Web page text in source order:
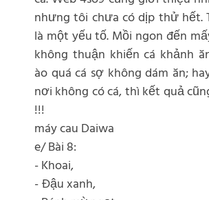
nhưng tôi chưa có dịp thử hết.
là một yếu tố. Mồi ngon đến
không thuận khiến cá khảnh
ào quá cá sợ không dám ăn;
nơi không có cá, thì kết quả
!!!
máy cau Daiwa
e/ Bài 8:
- Khoai,
- Đậu xanh,